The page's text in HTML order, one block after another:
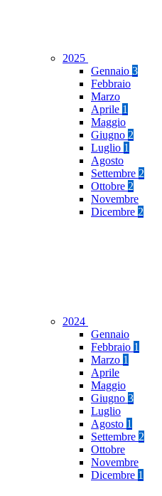
2025
Gennaio 3
Febbraio
Marzo
Aprile 1
Maggio
Giugno 2
Luglio 1
Agosto
Settembre 2
Ottobre 2
Novembre
Dicembre 2
2024
Gennaio
Febbraio 1
Marzo 1
Aprile
Maggio
Giugno 3
Luglio
Agosto 1
Settembre 2
Ottobre
Novembre
Dicembre 1